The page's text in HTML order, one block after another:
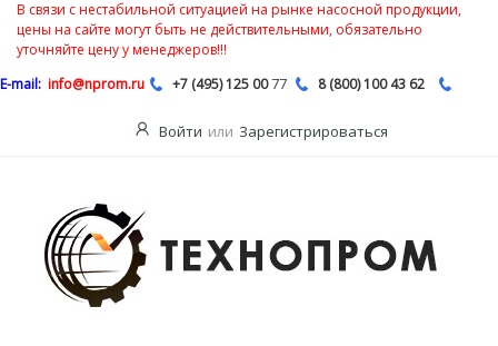
В связи с нестабильной ситуацией на рынке насосной продукции,
цены на сайте могут быть не действительными, обязательно
уточняйте цену у менеджеров!!!
E-mail: info@nprom.ru +7 (495) 125 0077 8 (800) 100 43 62
Войти или Зарегистрироваться